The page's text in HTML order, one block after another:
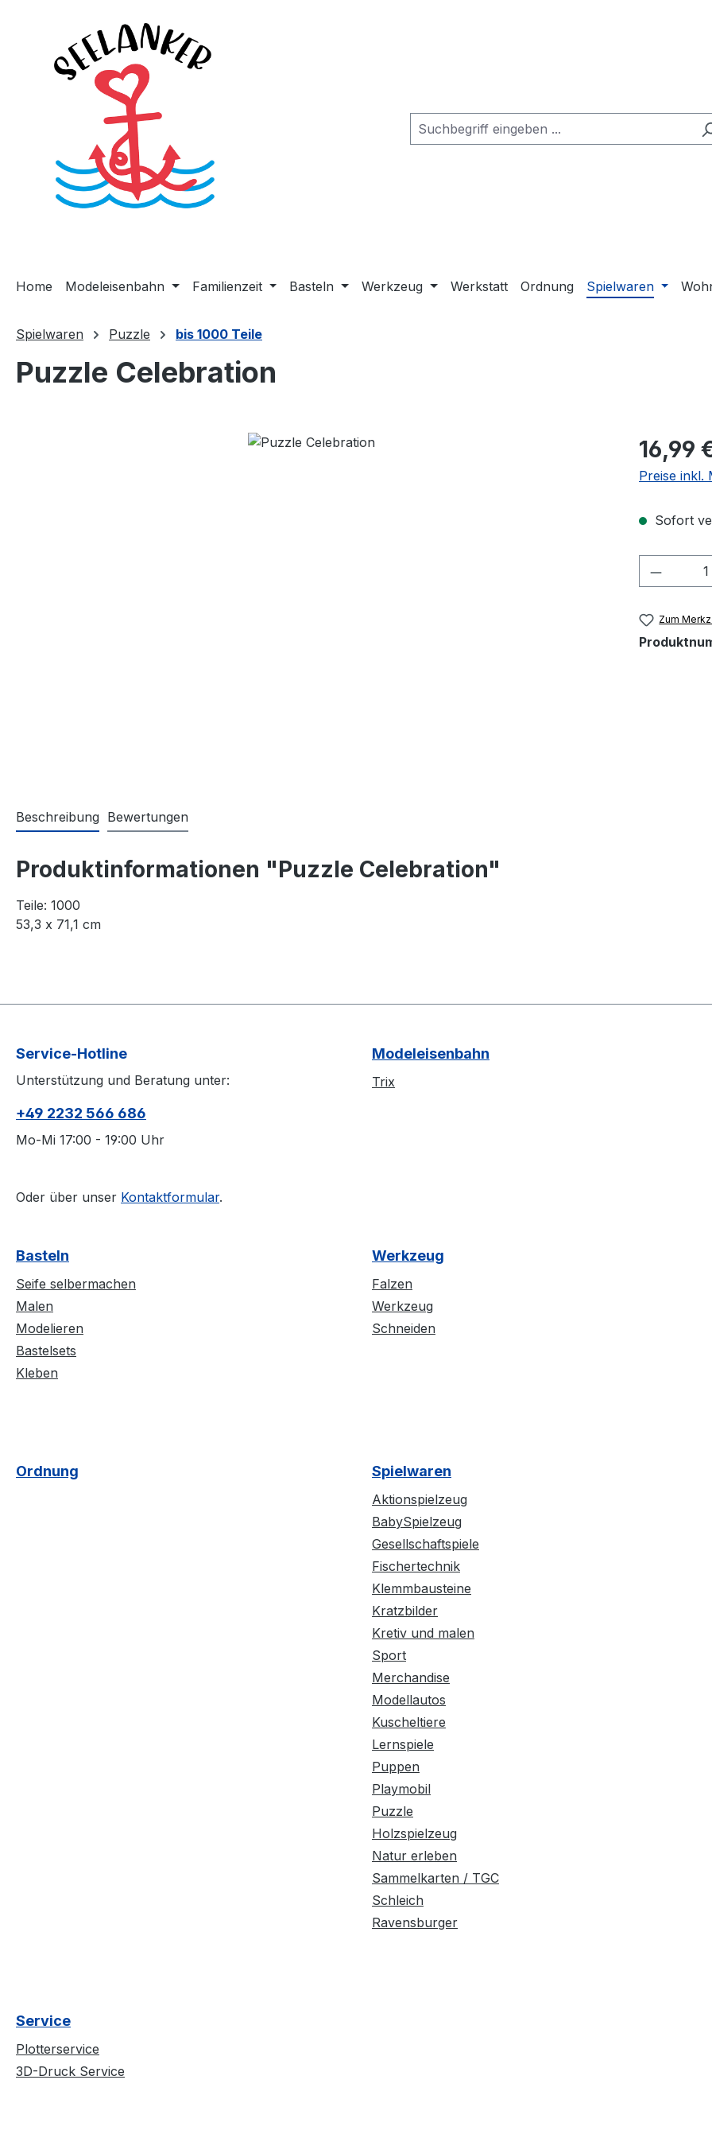
Home Modeleisenbahn Familienzeit Basteln Werkzeug Werkstatt Ordnung Spielwaren
Spielwaren Puzzle bis 1000 Teile
Puzzle Celebration
Regulärer
16,99
Preise inkl.
Sofort
Zum
Beschreibung Bewertungen
Produktinformationen "Puzzle Celebration"
Teile: 1000
53,3 x 71,1 cm
Service-Hotline
Unterstützung und Beratung unter:
+49 2232 566 686
Mo-Mi 17:00 - 19:00 Uhr
Oder über unser Kontaktformular.
Modeleisenbahn
Trix
Basteln
Seife selbermachen
Malen
Modelieren
Bastelsets
Kleben
Werkzeug
Falzen
Werkzeug
Schneiden
Ordnung Spielwaren
Aktionspielzeug
BabySpielzeug
Gesellschaftspiele
Fischertechnik
Klemmbausteine
Kratzbilder
Kretiv und malen
Sport
Merchandise
Modellautos
Kuscheltiere
Lernspiele
Puppen
Playmobil
Puzzle
Holzspielzeug
Natur erleben
Sammelkarten / TGC
Schleich
Ravensburger
Service
Plotterservice
3D-Druck Service